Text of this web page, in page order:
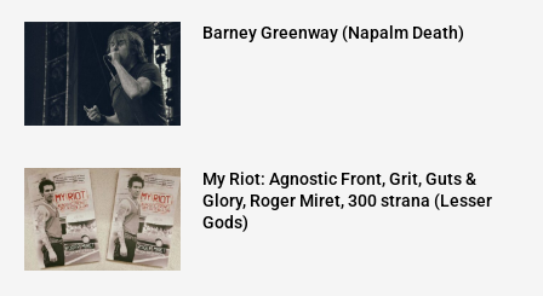
Barney Greenway (Napalm Death)
My Riot: Agnostic Front, Grit, Guts &
Glory, Roger Miret, 300 strana (Lesser
Gods)